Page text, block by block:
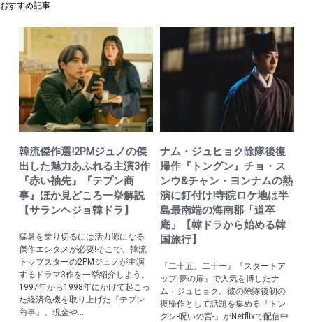
おすすめ記事
韓流傑作選!2PMジュノの傑
出した魅力あふれる主演3作
『赤い袖先』『テプン商
事』ほか見どころ一挙解説
【サランヘジョ韓ドラ】
猛暑を乗り切るには活力源になる
傑作エンタメが必要!そこで、韓流
トップスターの2PMジュノが主演
するドラマ3作を一挙紹介しよう。
1997年から1998年にかけて起こっ
た経済危機を取り上げた『テプン
商事』。現金や...
ナム・ジュヒョク除隊後復
帰作『トングン』チョ・ス
ンウ&チャン・ヨンナムの熱
演に釘付け!寺院ロケ地は半
島最南端の海南郡「道卒
庵」【韓ドラから始める韓
国旅行】
『二十五、二十一』『スタートア
ップ:夢の扉』で人気を博したナ
ム・ジュヒョク。彼の除隊後初の
復帰作として話題を集める『トン
グン-呪いの宮-』がNetflixで配信中